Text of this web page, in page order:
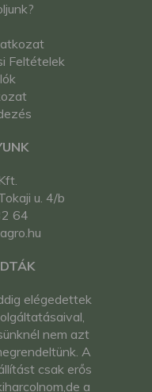
Feltételek
u. 4/b
64
elégedettek
nem azt
A
csak erős
a